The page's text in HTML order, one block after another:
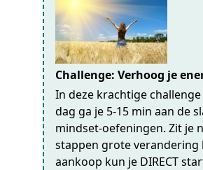
Challenge: Verhoog je
In deze krachtige
dag ga je 5-15 min aan de
mindset-oefeningen. Zit je
stappen grote verandering
aankoop kun je DIRECT